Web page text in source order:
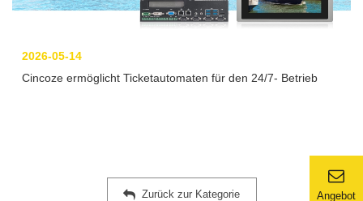
Angebot
2026-05-14
Cincoze ermöglicht Ticketautomaten für den 24/7- Betrieb
Zurück zur Kategorie